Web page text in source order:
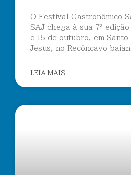
O Festival Gastronômico
SAJ chega à sua 7ª
e 15 de outubro, em
Jesus, no Recôncavo
LEIA MAIS